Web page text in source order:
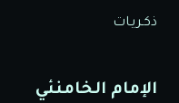
ذكـريـات
الإمام الخامنئي